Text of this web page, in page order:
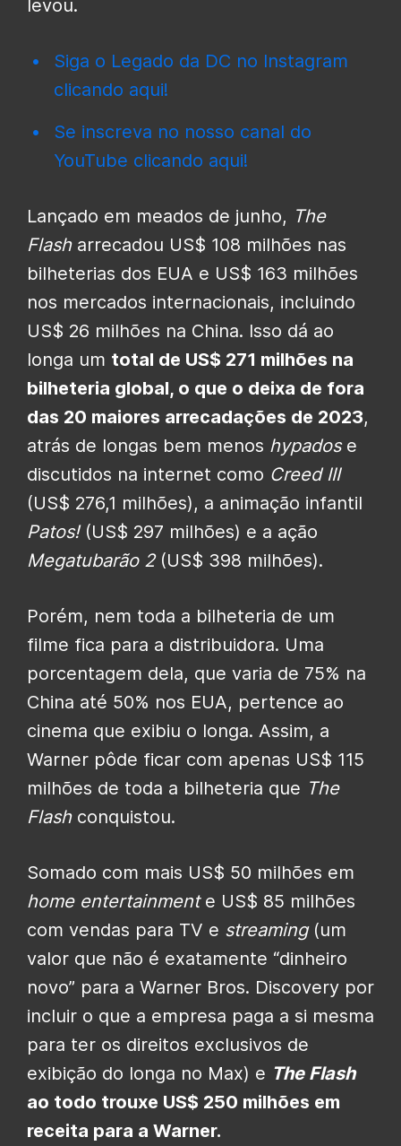
levou.
Siga o Legado da DC no Instagram
clicando aqui!
Se inscreva no nosso canal do
YouTube clicando aqui!
Lançado em meados de junho, The
Flasharrecadou US$ 108 milhões nas
bilheterias dos EUA e US$ 163 milhões
nos mercados internacionais, incluindo
US$ 26 milhões na China. Isso dá ao
longa um total de US$ 271 milhões na
bilheteria global, o que o deixa de fora
das 20 maiores arrecadações de 2023,
atrás de longas bem menos hypadose
discutidos na internet como Creed III
(US$ 276,1 milhões), a animação infantil
Patos!(US$ 297 milhões) e a ação
Megatubarão 2(US$ 398 milhões).
Porém, nem toda a bilheteria de um
filme fica para a distribuidora. Uma
porcentagem dela, que varia de 75% na
China até 50% nos EUA, pertence ao
cinema que exibiu o longa. Assim, a
Warner pôde ficar com apenas US$ 115
milhões de toda a bilheteria que The
Flashconquistou.
Somado com mais US$ 50 milhões em
home entertainmente US$ 85 milhões
com vendas para TV e streaming(um
valor que não é exatamente “dinheiro
novo” para a Warner Bros. Discovery por
incluir o que a empresa paga a si mesma
para ter os direitos exclusivos de
exibição do longa no Max) e The Flash
ao todo trouxe US$ 250 milhões em
receita para a Warner.